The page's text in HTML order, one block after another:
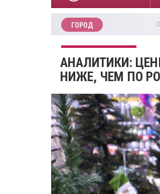
ГОРОД
АНАЛИТИКИ:
НИЖЕ, ЧЕМ ПО